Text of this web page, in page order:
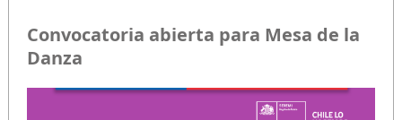
Convocatoria abierta para Mesa de la
Danza